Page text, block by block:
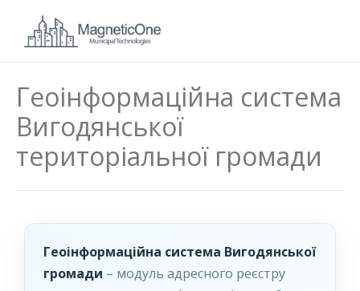
Геоінформаційна система
Вигодянської
територіальної громади
Геоінформаційна система Вигодянської
громади – модуль адресного реєстру